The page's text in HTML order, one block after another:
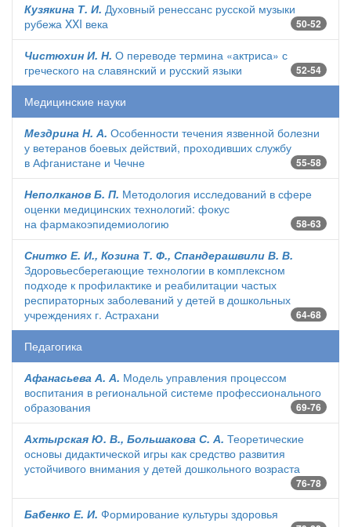
Кузякина Т. И. Духовный ренессанс русской музыки
рубежа XXI века
50-52
Чистюхин И. Н. О переводе термина «актриса» с
греческого на славянский и русский языки
52-54
Медицинские науки
Мездрина Н. А. Особенности течения язвенной болезни
у ветеранов боевых действий, проходивших службу
в Афганистане и Чечне
55-58
Неполканов Б. П. Методология исследований в сфере
оценки медицинских технологий: фокус
на фармакоэпидемиологию
58-63
Снитко Е. И., Козина Т. Ф., Спандерашвили В. В.
Здоровьесберегающие технологии в комплексном
подходе к профилактике и реабилитации частых
респираторных заболеваний у детей в дошкольных
учреждениях г. Астрахани
64-68
Педагогика
Афанасьева А. А. Модель управления процессом
воспитания в региональной системе профессионального
образования
69-76
Ахтырская Ю. В., Большакова С. А. Теоретические
основы дидактической игры как средство развития
устойчивого внимания у детей дошкольного возраста
76-78
Бабенко Е. И. Формирование культуры здоровья